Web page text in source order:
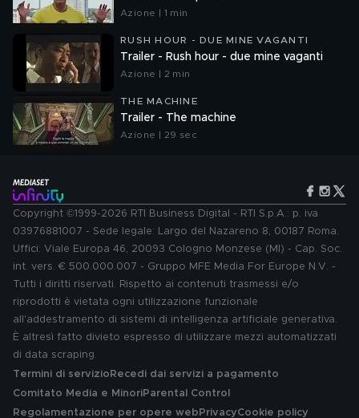
Azione | 1 min
RUSH HOUR - DUE MINE VAGANTI
Trailer - Rush hour - due mine vaganti
Azione | 2 min
THE MACHINE
Trailer - The machine
Azione | 29 sec
Copyright ©1999-2026 RTI Business Digital - RTI S.p.A.: p. iva
03976881007 - Sede legale: Largo del Nazareno 8, 00187 Roma.
Uffici: Viale Europa 46, 20093 Cologno Monzese (MI) - Cap. Soc.
int. vers. € 500.000.007 - Gruppo MFE Media For Europe N.V. -
Tutti i diritti riservati. Rispetto ai contenuti trasmessi e/o
riprodotti è vietata ogni utilizzazione funzionale
all'addestramento di sistemi di intelligenza artificiale generativa.
È altresì fatto divieto espresso di utilizzare mezzi automatizzati
di data scraping.
Termini di servizio Recedi dai servizi a pagamento
Comitato Media e MinoriParental Control
Regolamentazione per opere web PrivacyCookie policy